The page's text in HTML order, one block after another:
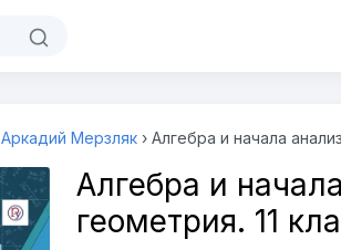
Аркадий Мерзляк › Алгебра и начала
Алгебра и
геометрия. 11